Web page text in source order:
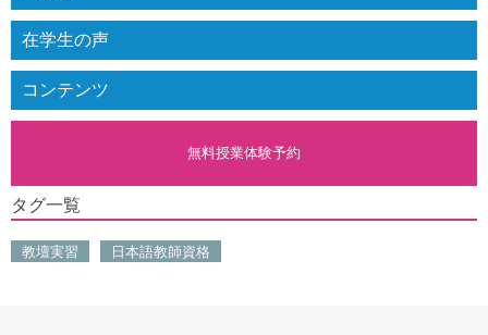
在学生の声
コンテンツ
無料授業体験予約
タグ一覧
教壇実習 日本語教師資格